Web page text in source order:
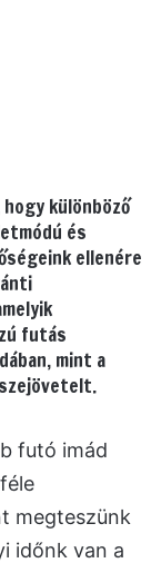
különböző
és
ellenére
futás
mint a
futó imád
megteszünk
időnk van a